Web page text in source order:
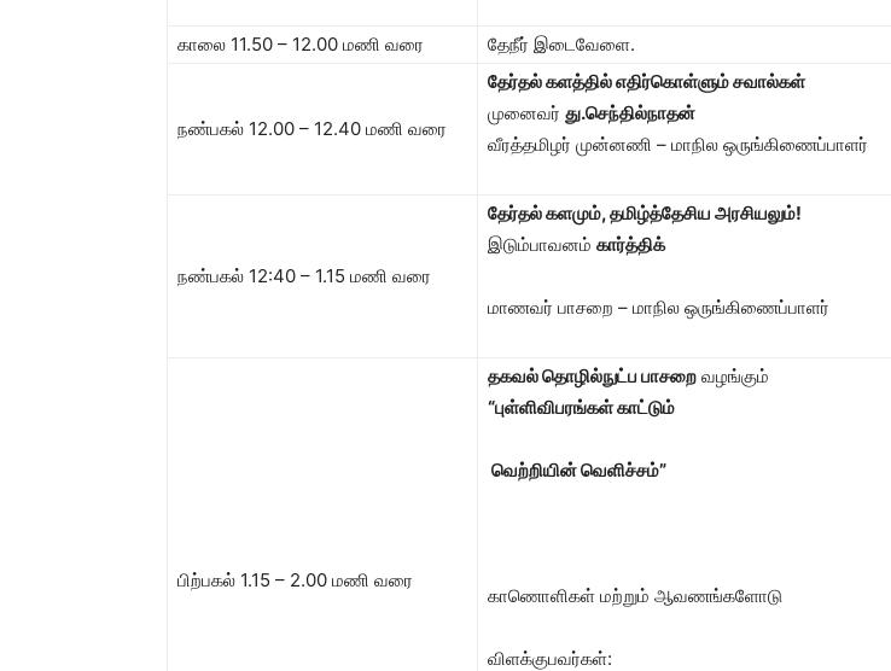
காலை 11.50 – 12.00 மணி வரை தேநீர் இடைவேளை.
நண்பகல் 12.00 – 12.40 மணி வரை
தேர்தல் களத்தில் எதிர்கொள்ளும் சவால்கள்
முனைவர் து.செந்தில்நாதன்
வீரத்தமிழர் முன்னணி – மாநில ஒருங்கிணைப்பாளர்
நண்பகல் 12:40 – 1.15 மணி வரை
தேர்தல் களமும், தமிழ்த்தேசிய அரசியலும்!
இடும்பாவனம் கார்த்திக்
மாணவர் பாசறை – மாநில ஒருங்கிணைப்பாளர்
பிற்பகல் 1.15 – 2.00 மணி வரை
தகவல் தொழில்நுட்ப பாசறை வழங்கும்
“புள்ளிவிபரங்கள் காட்டும்
வெற்றியின் வெளிச்சம்”
காணொளிகள் மற்றும் ஆவணங்களோடு
விளக்குபவர்கள்: